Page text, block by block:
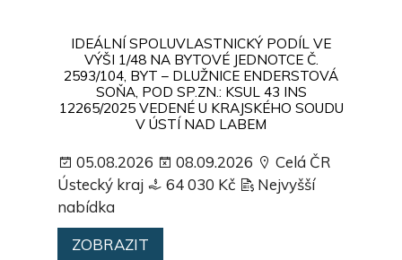
IDEÁLNÍ SPOLUVLASTNICKÝ PODÍL VE
VÝŠI 1/48 NA BYTOVÉ JEDNOTCE Č.
2593/104, BYT – DLUŽNICE ENDERSTOVÁ
SOŇA, POD SP.ZN.: KSUL 43 INS
12265/2025 VEDENÉ U KRAJSKÉHO SOUDU
V ÚSTÍ NAD LABEM
05.08.2026 08.09.2026
Celá ČR
Ústecký kraj
64 030 Kč
Nejvyšší
nabídka
ZOBRAZIT